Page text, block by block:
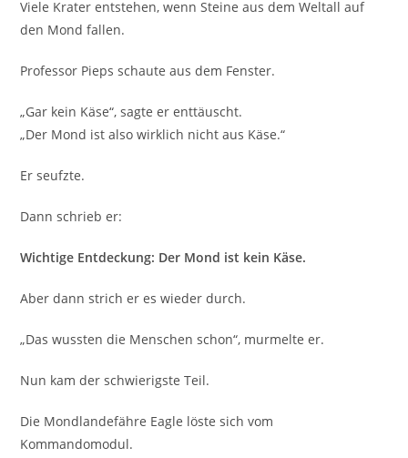
Viele Krater entstehen, wenn Steine aus dem Weltall auf
den Mond fallen.
Professor Pieps schaute aus dem Fenster.
„Gar kein Käse“, sagte er enttäuscht.
„Der Mond ist also wirklich nicht aus Käse.“
Er seufzte.
Dann schrieb er:
Wichtige Entdeckung: Der Mond ist kein Käse.
Aber dann strich er es wieder durch.
„Das wussten die Menschen schon“, murmelte er.
Nun kam der schwierigste Teil.
Die Mondlandefähre Eagle löste sich vom
Kommandomodul.